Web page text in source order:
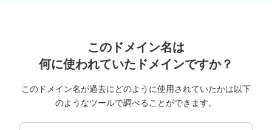
このドメイン名は
何に使われていたドメインですか？
このドメイン名が過去にどのように使用されていたかは以下
のようなツールで調べることができます。